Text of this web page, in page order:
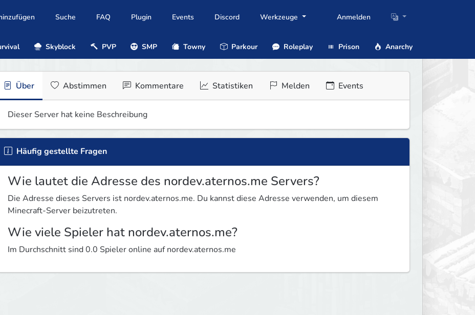
Suche FAQ Plugin Events Discord Werkzeuge Anmelden
Skyblock PVP SMP Towny Parkour Roleplay Prison Anarchy
Über Abstimmen Kommentare Statistiken Melden Events
Dieser Server hat keine Beschreibung
Häufig gestellte Fragen
Wie lautet die Adresse des nordev.aternos.me Servers?
Die Adresse dieses Servers ist nordev.aternos.me. Du kannst diese Adresse verwenden, um diesem
Minecraft-Server beizutreten.
Wie viele Spieler hat nordev.aternos.me?
Im Durchschnitt sind 0.0 Spieler online auf nordev.aternos.me